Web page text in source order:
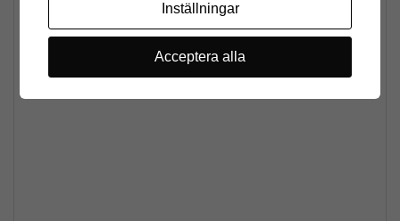
Inställningar
Acceptera alla